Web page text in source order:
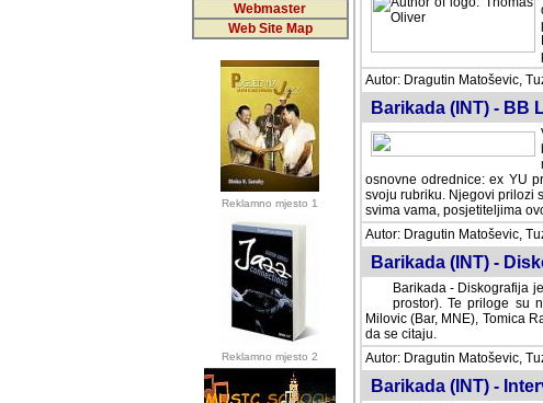
Webmaster
Web Site Map
Reklamno mjesto 1
Reklamno mjesto 2
Autor: Dragutin Matoševic,
Barikada (INT) - BB
odrednice: ex YU prostor,
Njegovi prilozi su jedan od
posjetiteljima ovog web
Autor: Dragutin Matoševic,
Barikada (INT) -
Barikada - Diskografija
prostor). Te priloge su
(Bar, MNE), Tomica Racic
citaju.
Autor: Dragutin Matoševic,
Barikada (INT) -